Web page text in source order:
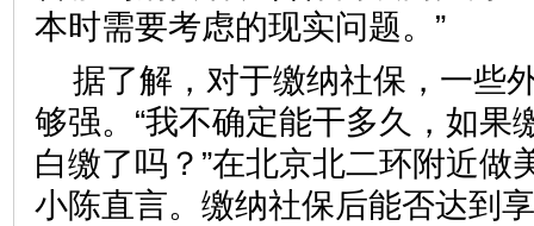
本时需要考虑的现实问题。”
据了解，对于缴纳社保，一些
够强。“我不确定能干多久，如果
白缴了吗？”在北京北二环附近做
小陈直言。缴纳社保后能否达到